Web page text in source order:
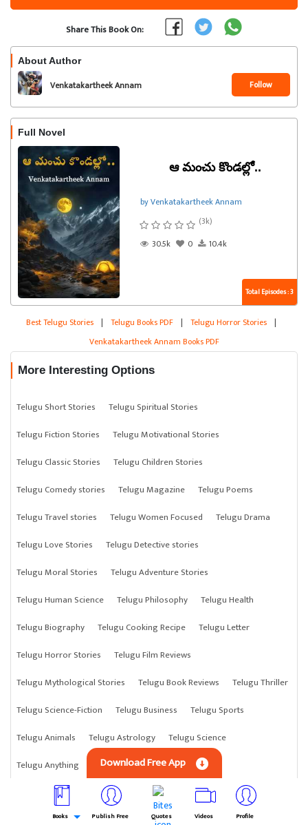
Share This Book On:
About Author
Venkatakartheek Annam Follow
Full Novel
ఆ మంచు కొండల్లో..
by Venkatakartheek Annam
(3k)
30.5k
0 10.4k
Total Episodes : 3
Best Telugu Stories | Telugu Books PDF | Telugu Horror Stories |
Venkatakartheek Annam Books PDF
More Interesting Options
Telugu Short Stories
Telugu Spiritual Stories
Telugu Fiction Stories
Telugu Motivational Stories
Telugu Classic Stories
Telugu Children Stories
Telugu Comedy stories
Telugu Magazine
Telugu Poems
Telugu Travel stories
Telugu Women Focused
Telugu Drama
Telugu Love Stories
Telugu Detective stories
Telugu Moral Stories
Telugu Adventure Stories
Telugu Human Science
Telugu Philosophy
Telugu Health
Telugu Biography
Telugu Cooking Recipe
Telugu Letter
Telugu Horror Stories
Telugu Film Reviews
Telugu Mythological Stories
Telugu Book Reviews
Telugu Thriller
Telugu Science-Fiction
Telugu Business
Telugu Sports
Telugu Animals
Telugu Astrology
Telugu Science
Telugu Anything
Telugu Crime Stories
Download Free App
Books Publish Free Quotes Videos Profile